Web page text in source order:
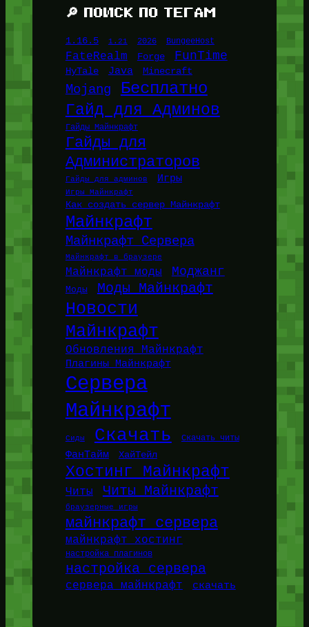
🔎 ПОИСК ПО ТЕГАМ
1.16.5 1.21 2026 BungeeHost
FateRealm Forge FunTime
HyTale Java Minecraft
Mojang Бесплатно
Гайд для Админов
Гайды Майнкрафт
Гайды для
Администраторов
Гайды для админов Игры
Игры Майнкрафт
Как создать сервер Майнкрафт
Майнкрафт
Майнкрафт Сервера
Майнкрафт в браузере
Майнкрафт моды Моджанг
Моды Моды Майнкрафт
Новости
Майнкрафт
Обновления Майнкрафт
Плагины Майнкрафт
Сервера
Майнкрафт
Сиды Скачать Скачать читы
ФанТайм ХайТейл
Хостинг Майнкрафт
Читы Читы Майнкрафт
браузерные игры
майнкрафт сервера
майнкрафт хостинг
настройка плагинов
настройка сервера
сервера майнкрафт скачать